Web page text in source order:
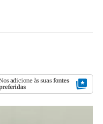
adicione às suas fontes